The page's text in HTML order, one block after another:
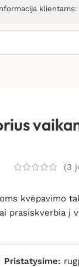
klientams:
(3
kvėpavimo
prasiskverbia į
Pristatysime: